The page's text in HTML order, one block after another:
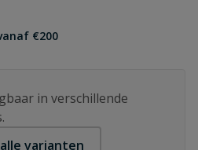
€200
in verschillende
varianten